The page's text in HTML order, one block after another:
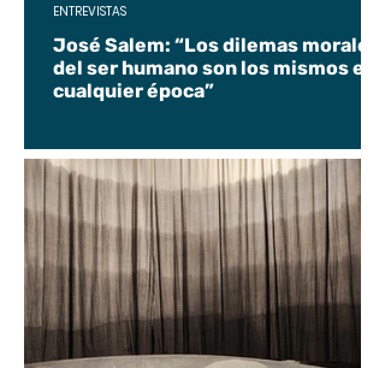
José Salem: “Los dilemas morales
del ser humano son los mismos en
cualquier época”
ENTREVISTAS